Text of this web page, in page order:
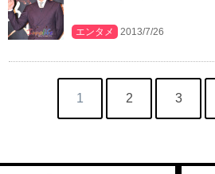
エンタメ 2013/7/26
1 2 3